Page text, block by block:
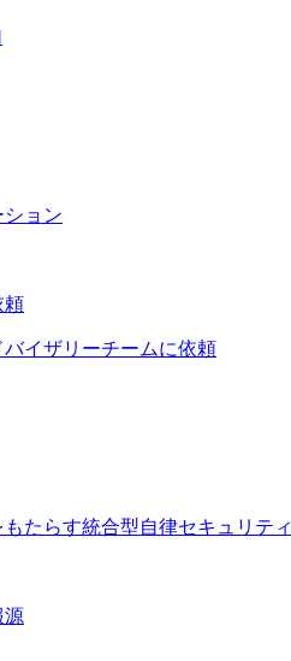
ョン
頼
イザリーチームに依頼
たらす統合型自律セキュリティ
源